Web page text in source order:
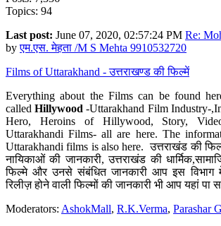
Topics: 94
Last post: June 07, 2020, 02:57:24 PM Re:
byएम.एस. मेहता /M S Mehta 9910532720
Films of Uttarakhand - उत्तराखण्ड की फिल्में
Everything about the Films can be found
calledHillywood-Uttarakhand Film Industry-
Hero, Heroins of Hillywood, Story,
Uttarakhandi Films- all are here. The
Uttarakhandi films is also here. उत्तराखंड की
नायिकाओं की जानकारी, उत्तराखंड की
फिल्मे और उनसे संबंधित जानकारी आप इस
रिलीज़ होने वाली फिल्मों की जानकारी भी आप यहां पा
Moderators: AshokMall, R.K.Verma, Parashar